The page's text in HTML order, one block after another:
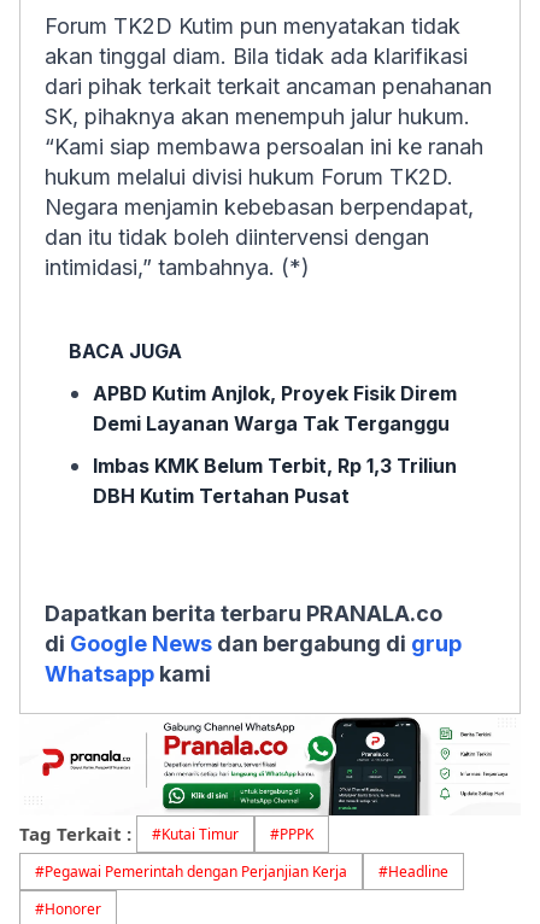
Forum TK2D Kutim pun menyatakan tidak
akan tinggal diam. Bila tidak ada klarifikasi
dari pihak terkait terkait ancaman penahanan
SK, pihaknya akan menempuh jalur hukum.
“Kami siap membawa persoalan ini ke ranah
hukum melalui divisi hukum Forum TK2D.
Negara menjamin kebebasan berpendapat,
dan itu tidak boleh diintervensi dengan
intimidasi,” tambahnya. (*)
BACA JUGA
APBD Kutim Anjlok, Proyek Fisik Direm
Demi Layanan Warga Tak Terganggu
Imbas KMK Belum Terbit, Rp 1,3 Triliun
DBH Kutim Tertahan Pusat
Dapatkan berita terbaru PRANALA.co
di Google News dan bergabung di grup
Whatsapp kami
Tag Terkait : #Kutai Timur #PPPK
#Pegawai Pemerintah dengan Perjanjian Kerja #Headline
#Honorer